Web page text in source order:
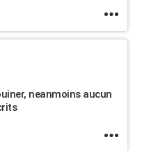
neanmoins aucun